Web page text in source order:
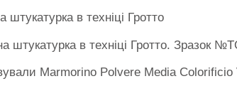
штукатурка в техніці Гротто. Зразок
Marmorino Polvere Media Colorificio